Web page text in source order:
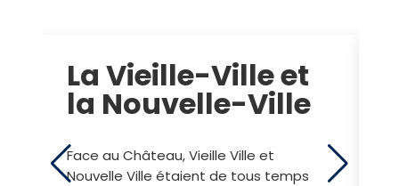
La Vieille-Ville et
la Nouvelle-Ville
Face au Château, Vieille Ville et
Nouvelle Ville étaient de tous temps